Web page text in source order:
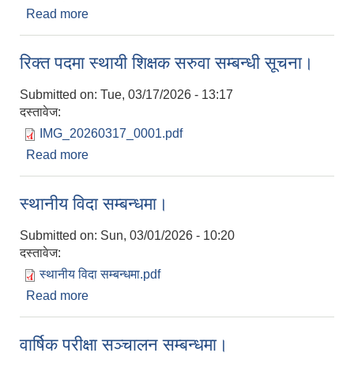
Read more
रिक्त पदमा स्थायी शिक्षक सरुवा सम्बन्धी सूचना।
Submitted on: Tue, 03/17/2026 - 13:17
दस्तावेज:
IMG_20260317_0001.pdf
Read more
स्थानीय विदा सम्बन्धमा।
Submitted on: Sun, 03/01/2026 - 10:20
दस्तावेज:
स्थानीय विदा सम्बन्धमा.pdf
Read more
वार्षिक परीक्षा सञ्‍चालन सम्बन्धमा।